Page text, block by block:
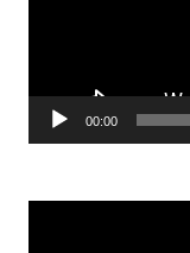
00:00
Odtwarzacz